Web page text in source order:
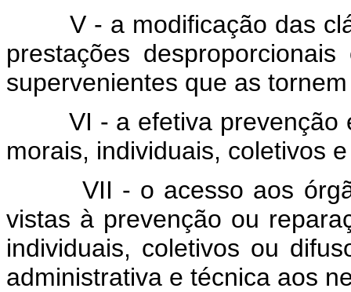
V - a modificação das
prestações
supervenientes que as
VI - a efetiva prevenção
morais, individuais, coletivos
VII - o acesso aos
vistas à prevenção ou
individuais, coletivos ou
administrativa e técnica aos